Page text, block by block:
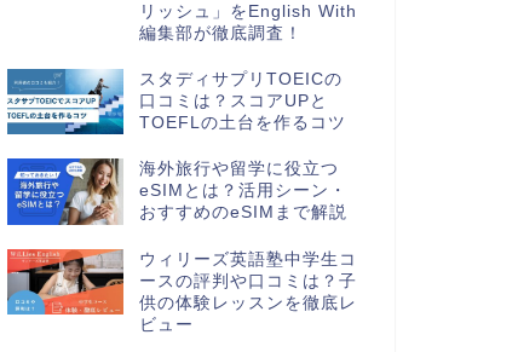
リッシュ」をEnglish With
編集部が徹底調査！
スタディサプリTOEICの
口コミは？スコアUPと
TOEFLの土台を作るコツ
海外旅行や留学に役立つ
eSIMとは？活用シーン・
おすすめのeSIMまで解説
ウィリーズ英語塾中学生コ
ースの評判や口コミは？子
供の体験レッスンを徹底レ
ビュー